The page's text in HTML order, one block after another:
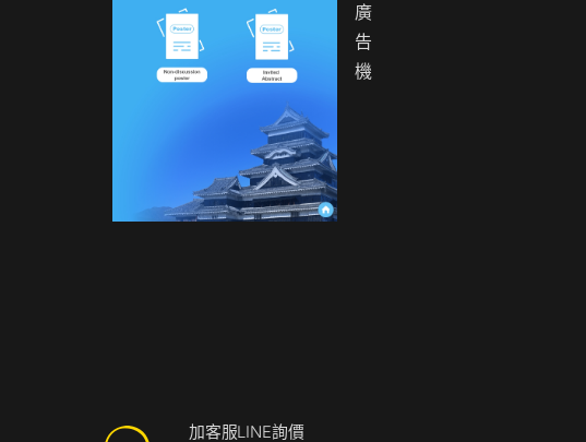
廣
告
機
加客服LINE詢價